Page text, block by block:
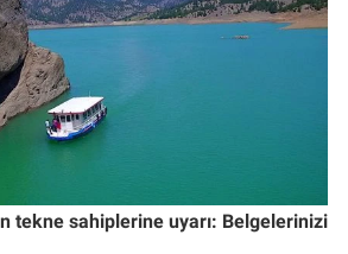
tekne sahiplerine uyarı: Belgelerinizi